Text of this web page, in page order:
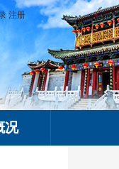
注册
况